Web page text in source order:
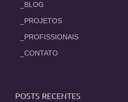
_BLOG
_PROJETOS
_PROFISSIONAIS
_CONTATO
POSTS RECENTES